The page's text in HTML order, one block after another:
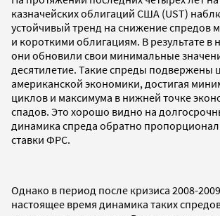
казначейских облигаций США (UST)
устойчивый тренд на снижение спредов
и короткими облигациям. В результате в
они обновили свои минимальные
десятилетие. Такие спреды подвержены
американской экономики, достигая
циклов и максимума в нижней точке
спадов. Это хорошо видно на
динамика спреда обратно
ставки ФРС.
Однако в период после кризиса 2008-
настоящее время динамика таких